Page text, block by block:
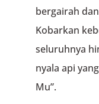
bergairah
Kobarkan
se­luruhnya
nyala api
Mu”.